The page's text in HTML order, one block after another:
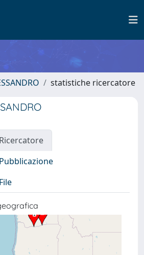
statistiche ricercatore